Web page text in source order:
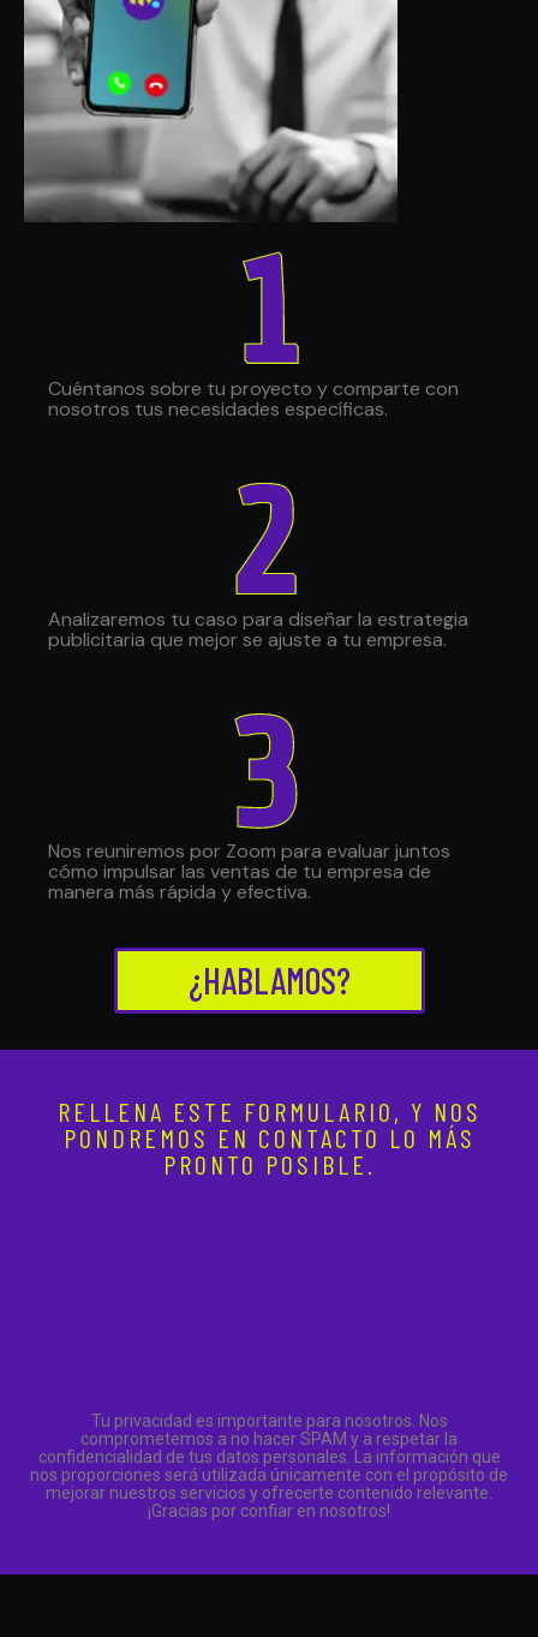
Cuéntanos sobre tu proyecto y comparte con
nosotros tus necesidades específicas.
Analizaremos tu caso para diseñar la estrategia
publicitaria que mejor se ajuste a tu empresa.
Nos reuniremos por Zoom para evaluar juntos
cómo impulsar las ventas de tu empresa de
manera más rápida y efectiva.
¿HABLAMOS?
RELLENA ESTE FORMULARIO, Y NOS
PONDREMOS EN CONTACTO LO MÁS
PRONTO POSIBLE.
Tu privacidad es importante para nosotros. Nos
comprometemos a no hacer SPAM y a respetar la
confidencialidad de tus datos personales. La información que
nos proporciones será utilizada únicamente con el propósito de
mejorar nuestros servicios y ofrecerte contenido relevante.
¡Gracias por confiar en nosotros!